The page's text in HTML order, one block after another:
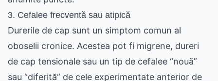
3. Cefalee frecventă sau atipică
Durerile de cap sunt un simptom comun al
oboselii cronice. Acestea pot fi migrene, dureri
de cap tensionale sau un tip de cefalee “nouă”
sau “diferită” de cele experimentate anterior de